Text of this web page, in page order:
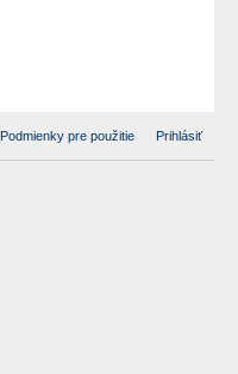
Podmienky pre použitie Prihlásiť